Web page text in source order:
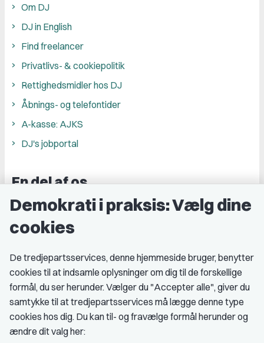
Om DJ
DJ in English
Find freelancer
Privatlivs- & cookiepolitik
Rettighedsmidler hos DJ
Åbnings- og telefontider
A-kasse: AJKS
DJ's jobportal
En del af os
Grupper og kredse
Studenterorganisationer
Medlemskab
Fordele som medlem
Kontingent
Demokrati i praksis: Vælg dine
cookies
De tredjepartsservices, denne hjemmeside bruger, benytter
cookies til at indsamle oplysninger om dig til de forskellige
formål, du ser herunder. Vælger du "Accepter alle", giver du
samtykke til at tredjepartsservices må lægge denne type
cookies hos dig. Du kan til- og fravælge formål herunder og
ændre dit valg her: